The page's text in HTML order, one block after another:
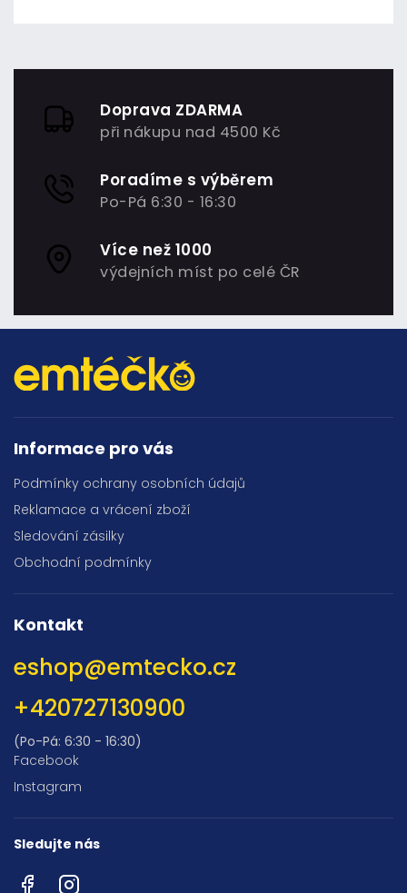
Doprava ZDARMA
při nákupu nad 4500 Kč
Poradíme s výběrem
Po-Pá 6:30 - 16:30
Více než 1000
výdejních míst po celé ČR
Informace pro vás
Podmínky ochrany osobních údajů
Reklamace a vrácení zboží
Sledování zásilky
Obchodní podmínky
Kontakt
eshop@emtecko.cz
+420727130900
(Po-Pá: 6:30 - 16:30)
Facebook
Instagram
Sledujte nás
FacebookInstagram